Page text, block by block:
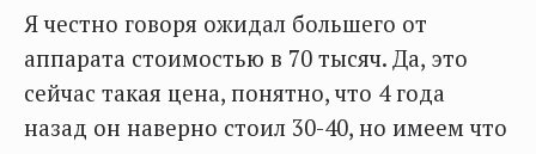
Я честно говоря ожидал большего от
аппарата стоимостью в 70 тысяч. Да, это
сейчас такая цена, понятно, что 4 года
назад он наверно стоил 30-40, но имеем что